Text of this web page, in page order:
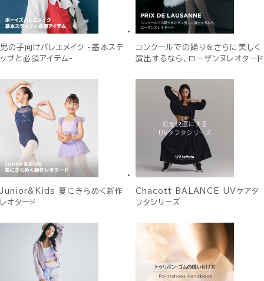
男の子向けバレエメイク -基本ステ
ップと必須アイテム-
コンクールでの踊りをさらに美しく
演出するなら、ローザンヌレオタード
Junior&Kids 夏にきらめく新作
レオタード
Chacott BALANCE UVケアタ
フタシリーズ